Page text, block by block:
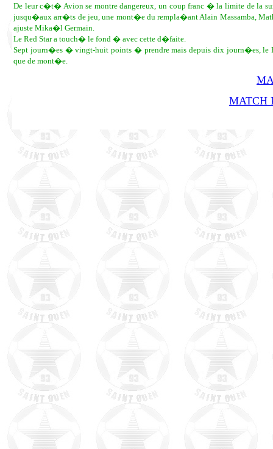
De leur c�t� Avion se montre dangereux, un coup franc � la limite de la
jusqu�aux arr�ts de jeu, une mont�e du rempla�ant Alain Massamba,
ajuste Mika�l Germain.
Le Red Star a touch� le fond � avec cette d�faite.
Sept journ�es � vingt-huit points � prendre mais depuis dix journ�es, le
que de mont�e.
MATCH